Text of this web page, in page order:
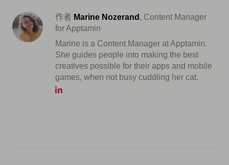
作者 Marine Nozerand , Content Manager
for Apptamin
Marine is a Content Manager at Apptamin.
She guides people into making the best
creatives possible for their apps and mobile
games, when not busy cuddling her cat.